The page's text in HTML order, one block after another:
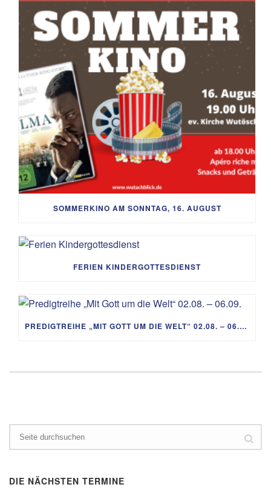
SOMMERKINO AM SONNTAG, 16. AUGUST
FERIEN KINDERGOTTESDIENST
PREDIGTREIHE „MIT GOTT UM DIE WELT“ 02.08. – 06.09.
DIE NÄCHSTEN TERMINE